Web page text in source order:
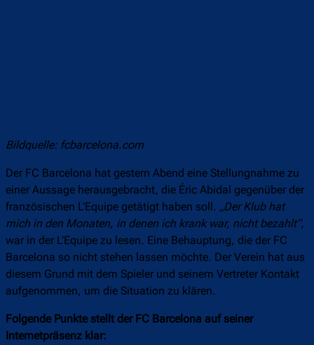
Bildquelle: fcbarcelona.com
Der FC Barcelona hat gestern Abend eine Stellungnahme zu
einer Aussage herausgebracht, die Éric Abidal gegenüber der
französischen L’Equipe getätigt haben soll. „Der Klub hat
mich in den Monaten, in denen ich krank war, nicht bezahlt“,
war in der L’Equipe zu lesen. Eine Behauptung, die der FC
Barcelona so nicht stehen lassen möchte. Der Verein hat aus
diesem Grund mit dem Spieler und seinem Vertreter Kontakt
aufgenommen, um die Situation zu klären.
Folgende Punkte stellt der FC Barcelona auf seiner
Internetpräsenz klar: